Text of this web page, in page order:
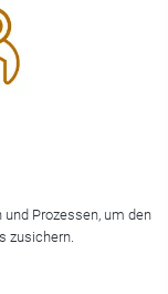
Prozessen, um den
zusichern.